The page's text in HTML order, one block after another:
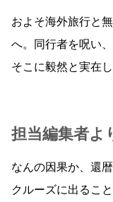
およそ海外旅行と
へ。同行者を呪い
そこに毅然と実在
担当編集者よ
なんの因果か、還
クルーズに出るこ